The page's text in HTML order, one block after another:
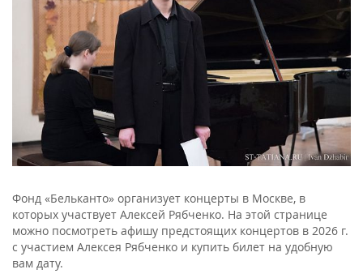
Фонд «Бельканто» организует концерты в Москве, в
которых участвует Алексей Рябченко. На этой странице
можно посмотреть афишу предстоящих концертов в 2026 г.
с участием Алексея Рябченко и купить билет на удобную
вам дату.